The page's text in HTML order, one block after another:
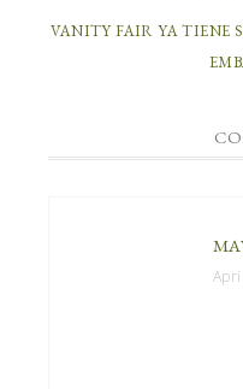
VANITY FAIR YA TIENE